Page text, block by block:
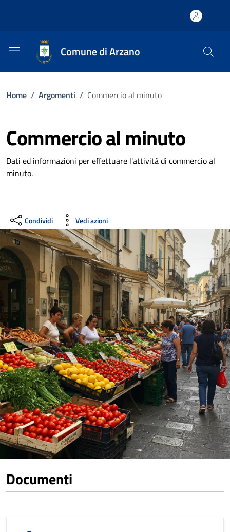
Comune di Arzano
Home / Argomenti / Commercio al minuto
Commercio al minuto
Dati ed informazioni per effettuare l'attività di commercio al
minuto.
Condividi Vedi azioni
Documenti